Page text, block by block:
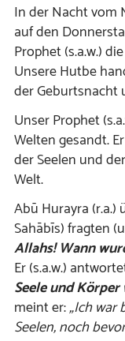
In der Nacht vom
auf den
Prophet (s.a.w.)
Unsere Hutbe
der Geburtsnacht
Unser Prophet
Welten gesandt.
der Seelen und
Welt.
Abū Hurayra (r.a.)
Sahābīs) fragten
Allahs! Wann
Er (s.a.w.)
Seele und Körper
meint er:„Ich war
Seelen, noch